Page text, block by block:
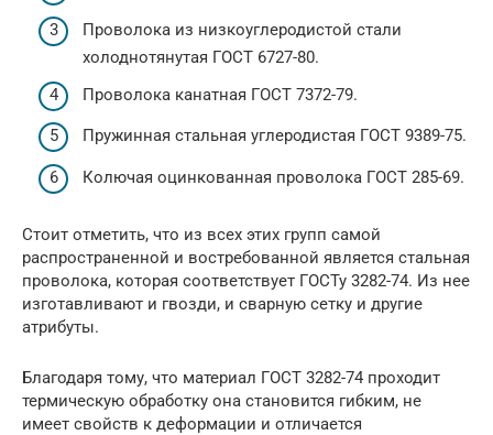
Проволока из низкоуглеродистой стали
холоднотянутая ГОСТ 6727-80.
Проволока канатная ГОСТ 7372-79.
Пружинная стальная углеродистая ГОСТ 9389-75.
Колючая оцинкованная проволока ГОСТ 285-69.
Стоит отметить, что из всех этих групп самой
распространенной и востребованной является стальная
проволока, которая соответствует ГОСТу 3282-74. Из нее
изготавливают и гвозди, и сварную сетку и другие
атрибуты.
Благодаря тому, что материал ГОСТ 3282-74 проходит
термическую обработку она становится гибким, не
имеет свойств к деформации и отличается